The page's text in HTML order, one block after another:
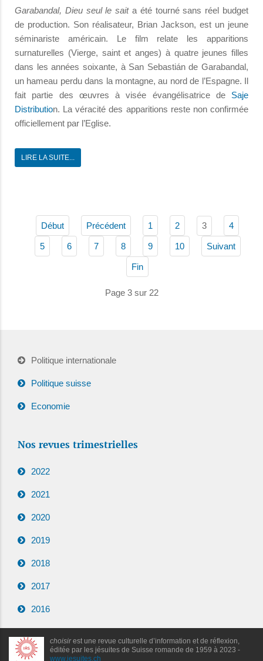
Garabandal, Dieu seul le saita été tourné sans réel budget
de production. Son réalisateur, Brian Jackson, est un jeune
séminariste américain. Le film relate les apparitions
surnaturelles (Vierge, saint et anges) à quatre jeunes filles
dans les années soixante, à San Sebastián de Garabandal,
un hameau perdu dans la montagne, au nord de l’Espagne. Il
fait partie des œuvres à visée évangélisatrice de Saje
Distribution. La véracité des apparitions reste non confirmée
officiellement par l’Eglise.
LIRE LA SUITE...
Début Précédent 1 2 3 4
5 6 7 8 9 10 Suivant
Fin
Page 3 sur 22
Politique internationale
Politique suisse
Economie
Nos revues trimestrielles
2022
2021
2020
2019
2018
2017
2016
choisirest une revue culturelle d’information et de réflexion,
éditée par les jésuites de Suisse romande de 1959 à 2023 -
www.jesuites.ch